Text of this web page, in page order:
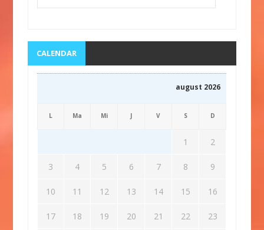
CALENDAR
august 2026
L Ma Mi J V S D
1 2
3 4 5 6 7 8 9
10 11 12 13 14 15 16
17 18 19 20 21 22 23